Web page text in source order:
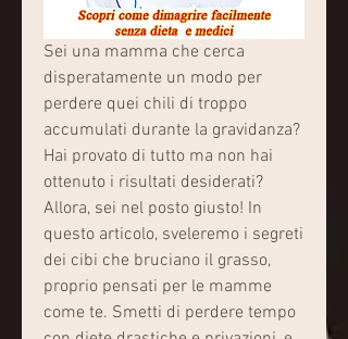
Sei una mamma che cerca
disperatamente un modo per
perdere quei chili di troppo
accumulati durante la gravidanza?
Hai provato di tutto ma non hai
ottenuto i risultati desiderati?
Allora, sei nel posto giusto! In
questo articolo, sveleremo i segreti
dei cibi che bruciano il grasso,
proprio pensati per le mamme
come te. Smetti di perdere tempo